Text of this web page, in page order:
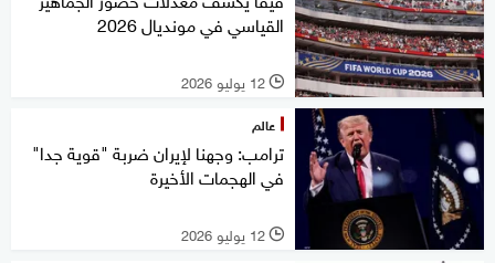
القياسي في مونديال 2026
l 12 يوليو 2026
عالم
ترامب: وجهنا لإيران ضربة "قوية جدا"
في الهجمات الأخيرة
l 12 يوليو 2026